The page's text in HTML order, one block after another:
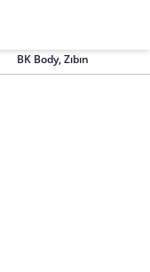
BK Body, Zıbın